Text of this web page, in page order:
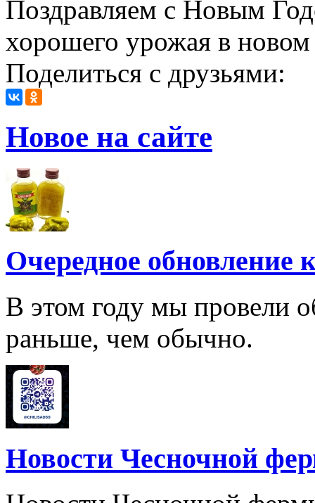
Поздравляем с Новым
хорошего урожая в новом
Поделиться с друзьями:
Новое на сайте
Очередное обновление
В этом году мы провели
раньше, чем обычно.
Новости Чесночной